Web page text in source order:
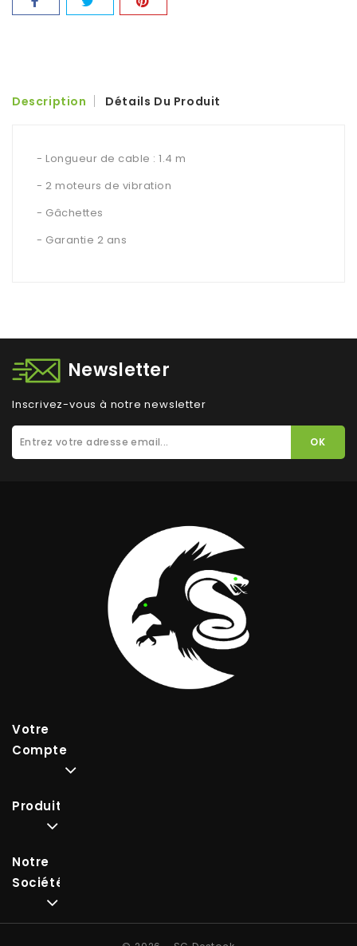
Description Détails Du Produit
- Longueur de cable : 1.4 m
- 2 moteurs de vibration
- Gâchettes
- Garantie 2 ans
Newsletter
Inscrivez-vous à notre newsletter
Votre
Compte
Produits
Notre
Société